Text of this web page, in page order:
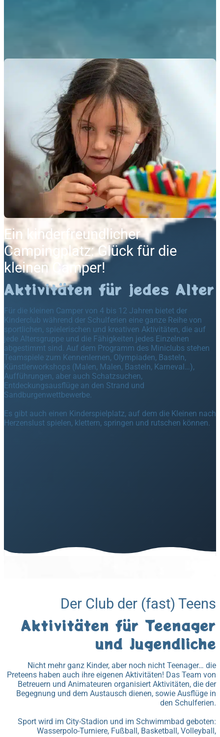
Ein kinderfreundlicher
Campingplatz: Glück für die
kleinen Camper!
Aktivitäten für jedes Alter
Für die kleinen Camper von 4 bis 12 Jahren bietet der
Kinderclub während der Schulferien eine ganze Reihe von
sportlichen, spielerischen und kreativen Aktivitäten, die auf
jede Altersgruppe und die Fähigkeiten jedes Einzelnen
abgestimmt sind. Auf dem Programm des Miniclubs stehen
Teamspiele zum Kennenlernen, Olympiaden, Basteln,
Künstlerworkshops (Malen, Malen, Basteln, Karneval…),
Aufführungen, aber auch Schatzsuchen,
Entdeckungsausflüge an den Strand und
Sandburgenwettbewerbe.
Es gibt auch einen Kinderspielplatz, auf dem die Kleinen nach
Herzenslust spielen, klettern, springen und rutschen können.
Der Club der (fast) Teens
Aktivitäten für Teenager
und Jugendliche
Nicht mehr ganz Kinder, aber noch nicht Teenager… die
Preteens haben auch ihre eigenen Aktivitäten! Das Team von
Betreuern und Animateuren organisiert Aktivitäten, die der
Begegnung und dem Austausch dienen, sowie Ausflüge in
den Schulferien.
Sport wird im City-Stadion und im Schwimmbad geboten:
Wasserpolo-Turniere, Fußball, Basketball, Volleyball,